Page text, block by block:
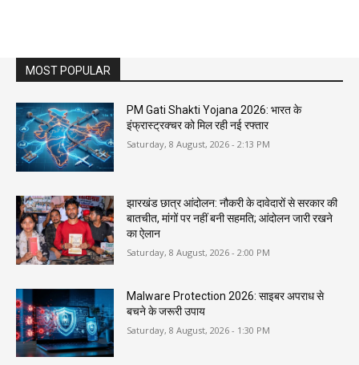
MOST POPULAR
PM Gati Shakti Yojana 2026: भारत के
इंफ्रास्ट्रक्चर को मिल रही नई रफ्तार
Saturday, 8 August, 2026 - 2:13 PM
झारखंड छात्र आंदोलन: नौकरी के दावेदारों से सरकार की
बातचीत, मांगों पर नहीं बनी सहमति; आंदोलन जारी रखने
का ऐलान
Saturday, 8 August, 2026 - 2:00 PM
Malware Protection 2026: साइबर अपराध से
बचने के जरूरी उपाय
Saturday, 8 August, 2026 - 1:30 PM